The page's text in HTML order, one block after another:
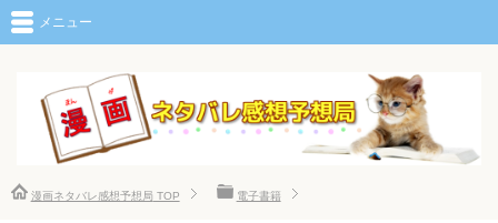
メニュー
漫画ネタバレ感想予想局 TOP 電子書籍